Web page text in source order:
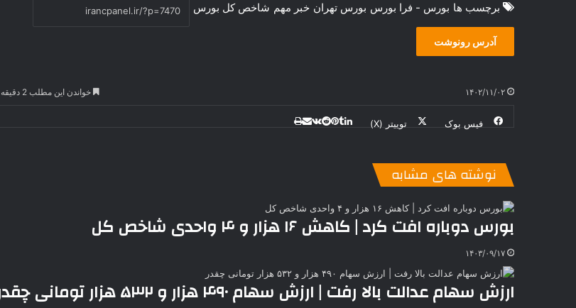
برچسب ها بورس - فرا بورس بورس تهران خبر مهم شاخص کل بورس
آدرس رونوشت
۱۴۰۲/۱۱/۰۲ خواندن این مطلب 2 دقیقه زمان میبرد
فیس بوک توییتر (X)
ن
ر
س
ت
a
k
م
ه
نوشته های مشابه
بورس دوباره افت کرد | کاهش ۱۶ هزار و ۴ واحدی شاخص کل
۱۴۰۳/۰۹/۱۷
ارزش سهام عدالت بالا رفت | ارزش سهام ۴۹۰ هزار و ۵۳۲ هزار تومانی چقدر شد؟